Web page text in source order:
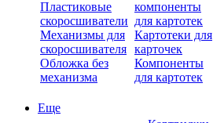
Пластиковые
скоросшиватели
Механизмы для
скоросшивателя
Обложка без
механизма
компоненты
для картотек
Картотеки для
карточек
Компоненты
для картотек
Еще